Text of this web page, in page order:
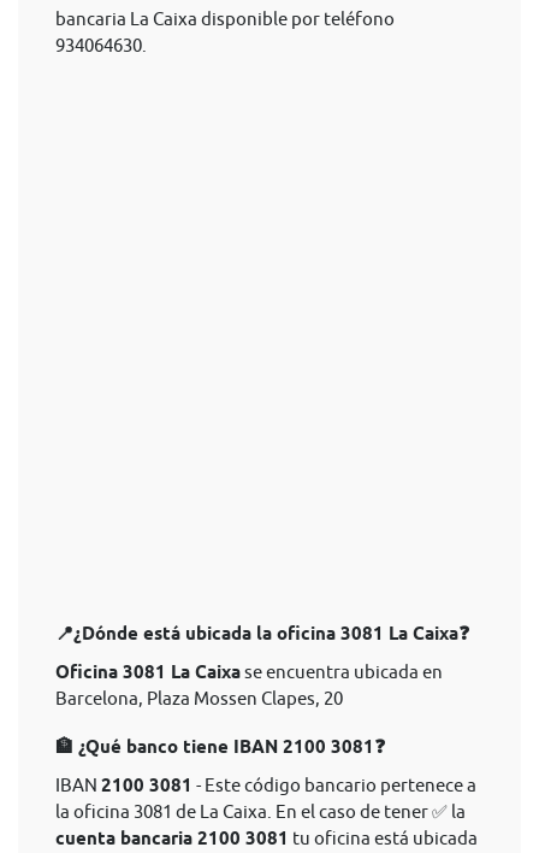
bancaria La Caixa disponible por teléfono
934064630.
📍¿Dónde está ubicada la oficina 3081 La Caixa❓
Oficina 3081 La Caixase encuentra ubicada en
Barcelona, Plaza Mossen Clapes, 20
🏦 ¿Qué banco tiene IBAN 2100 3081❓
IBAN 2100 3081 - Este código bancario pertenece a
la oficina 3081 de La Caixa. En el caso de tener ✅ la
cuenta bancaria 2100 3081 tu oficina está ubicada